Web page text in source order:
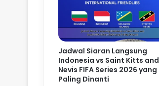
Jadwal Siaran Langsung
Indonesia vs Saint Kitts and
Nevis FIFA Series 2026 yang
Paling Dinanti